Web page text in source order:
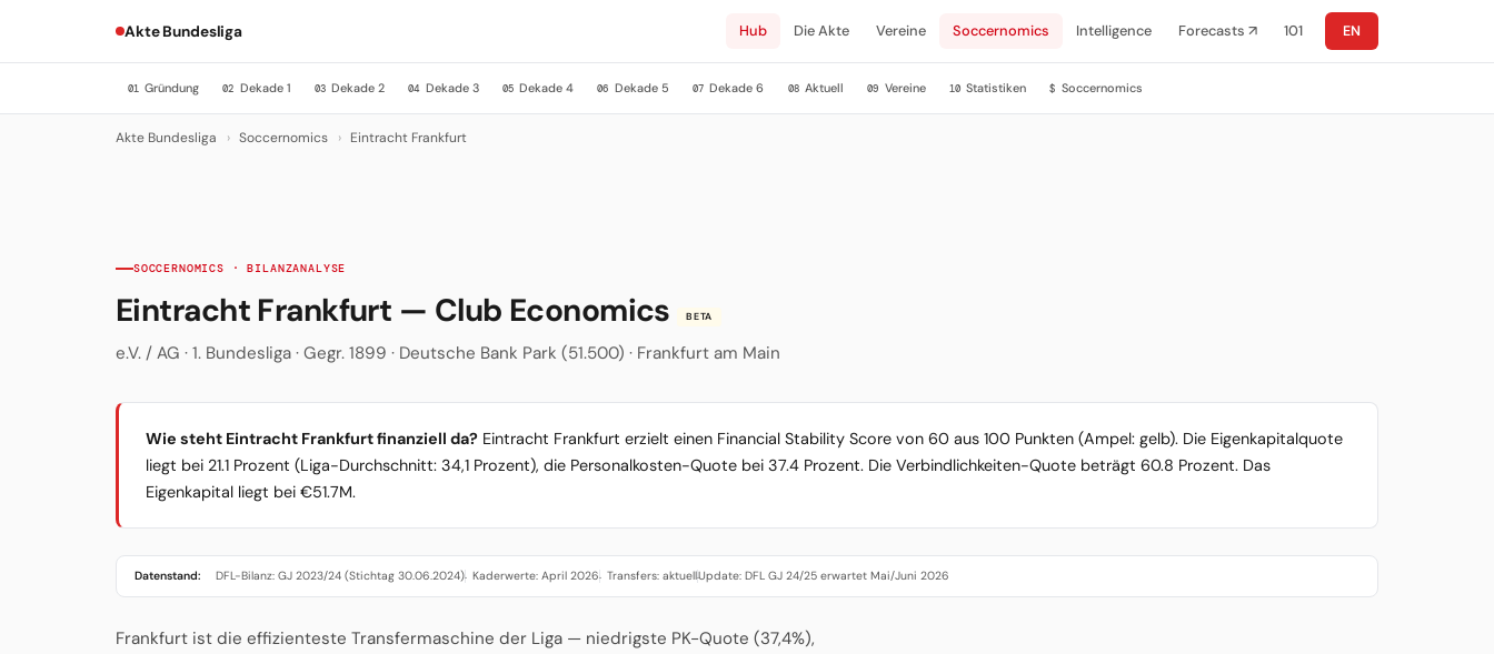
Akte Bundesliga Hub Die Akte Vereine Soccernomics Intelligence Forecasts ↗ 101 EN
01 Gründung 02 Dekade 1 03 Dekade 2 04 Dekade 3 05 Dekade 4 06 Dekade 5 07 Dekade 6 08 Aktuell 09 Vereine 10 Statistiken $ Soccernomics
Akte Bundesliga › Soccernomics › Eintracht Frankfurt
SOCCERNOMICS · BILANZANALYSE
Eintracht Frankfurt — Club Economics BETA
e.V. / AG · 1. Bundesliga · Gegr. 1899 · Deutsche Bank Park (51.500) · Frankfurt am Main
Wie steht Eintracht Frankfurt finanziell da? Eintracht Frankfurt erzielt einen Financial Stability Score von 60 aus 100 Punkten (Ampel: gelb). Die Eigenkapitalquote
liegt bei 21.1 Prozent (Liga-Durchschnitt: 34,1 Prozent), die Personalkosten-Quote bei 37.4 Prozent. Die Verbindlichkeiten-Quote beträgt 60.8 Prozent. Das
Eigenkapital liegt bei €51.7M.
Datenstand: DFL-Bilanz: GJ 2023/24 (Stichtag 30.06.2024)· Kaderwerte: April 2026· Transfers: aktuell·Update: DFL GJ 24/25 erwartet Mai/Juni 2026
Frankfurt ist die effizienteste Transfermaschine der Liga — niedrigste PK-Quote (37,4%),